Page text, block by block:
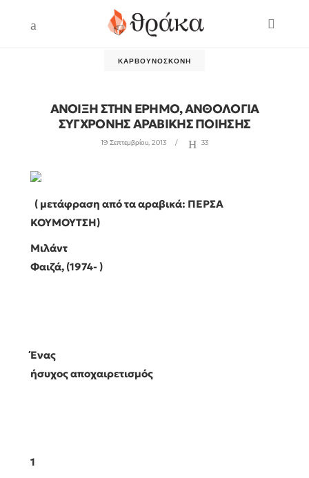
ΚΑΡΒΟΥΝΌΣΚΟΝΗ
ΑΝΟΙΞΗ ΣΤΗΝ ΕΡΗΜΟ, ΑΝΘΟΛΟΓΙΑ
ΣΥΓΧΡΟΝΗΣ ΑΡΑΒΙΚΗΣ ΠΟΙΗΣΗΣ
19 Σεπτεμβρίου, 2013 33
( μετάφραση από τα αραβικά: ΠΕΡΣΑ
ΚΟΥΜΟΥΤΣΗ)
Μιλάντ
Φαιζά, (1974- )
Ένας
ήσυχος αποχαιρετισμός
1